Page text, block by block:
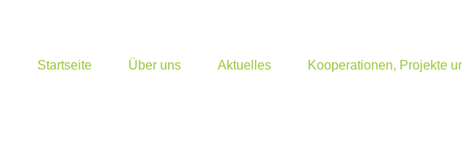
Startseite Über uns Aktuelles Kooperationen, Projekte